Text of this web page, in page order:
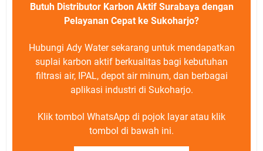
Butuh Distributor Karbon Aktif Surabaya dengan
Pelayanan Cepat ke Sukoharjo?
Hubungi Ady Water sekarang untuk mendapatkan
suplai karbon aktif berkualitas bagi kebutuhan
filtrasi air, IPAL, depot air minum, dan berbagai
aplikasi industri di Sukoharjo.
Klik tombol WhatsApp di pojok layar atau klik
tombol di bawah ini.